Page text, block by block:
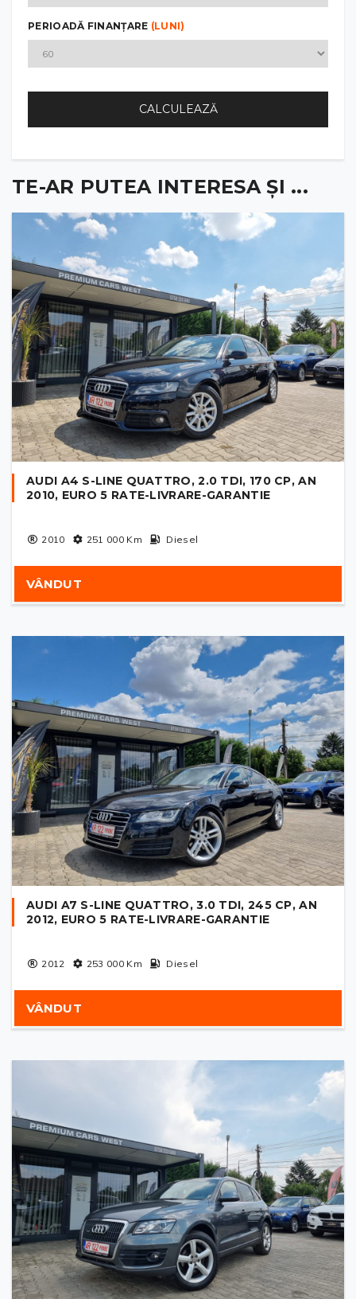
PERIOADĂ FINANȚARE (LUNI)
CALCULEAZĂ
TE-AR PUTEA INTERESA ȘI ...
AUDI A4 S-LINE QUATTRO, 2.0 TDI, 170 CP, AN
2010, EURO 5 RATE-LIVRARE-GARANTIE
2010 251 000Km Diesel
VÂNDUT
AUDI A7 S-LINE QUATTRO, 3.0 TDI, 245 CP, AN
2012, EURO 5 RATE-LIVRARE-GARANTIE
2012 253 000Km Diesel
VÂNDUT